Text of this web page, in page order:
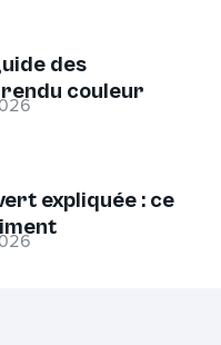
des
couleur
expliquée : ce